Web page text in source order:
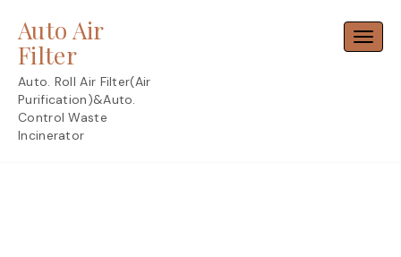
content
Auto Air
Filter
Auto. Roll Air Filter(Air
Purification)&Auto.
Control Waste
Incinerator